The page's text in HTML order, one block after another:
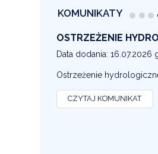
KOMUNIKATY
OSTRZEŻENIE
Data dodania: 16.07.2026
OSTRZEŻENIE
CZYTAJ KOMUNIKAT